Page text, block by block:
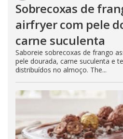
Sobrecoxas de
airfryer com pele
carne suculenta
Saboreie sobrecoxas de frango
pele dourada, carne suculenta e
distribuídos no almoço. The...